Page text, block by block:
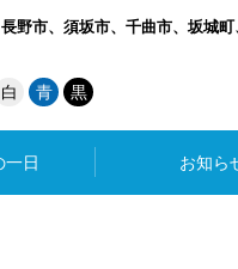
長野市、須坂市、千曲市、坂城
白 青 黒
一日 お知ら